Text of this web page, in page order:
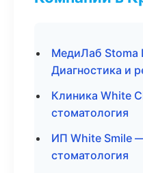
МедиЛаб Stoma
Диагностика и
Клиника White
стоматология
ИП White Smile
стоматология